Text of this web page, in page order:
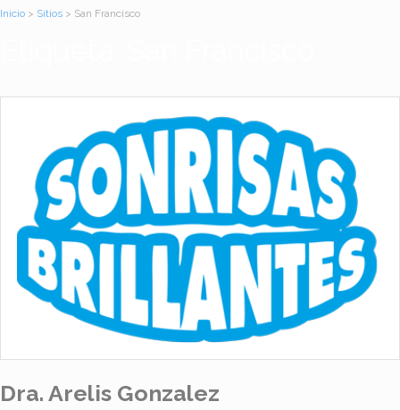
Inicio > Sitios > San Francisco
Dra. Arelis Gonzalez